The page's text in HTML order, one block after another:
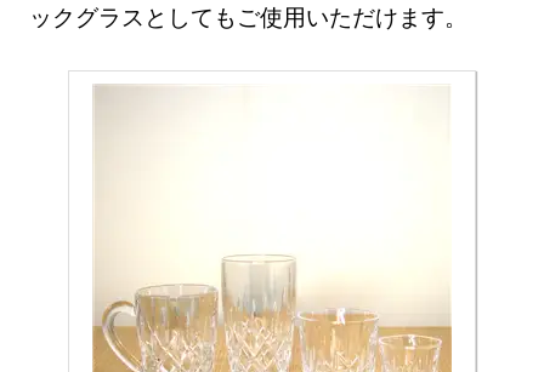
ックグラスとしてもご使用いただけます。